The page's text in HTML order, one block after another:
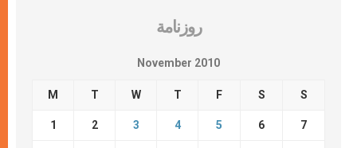
روزنامة
November 2010
M T W T F S S
1 2 3 4 5 6 7